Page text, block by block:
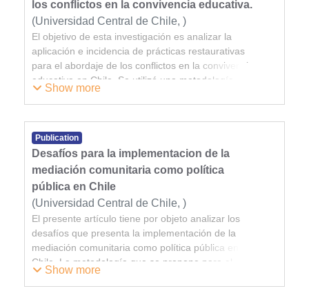
los conflictos en la convivencia educativa.
(Universidad Central de Chile, )
Gentile Aedo, Carla Paz
El objetivo de esta investigación es analizar la
aplicación e incidencia de prácticas restaurativas
para el abordaje de los conflictos en la convivencia
educativa en Chile. Se utilizó una metodología
cualitativa descriptiva utilizando fuentes primarias y
prácticas restaurativas incluyen métodos como la
mediación, los círculos de sentencia y otras
estrategias enfocadas en la reparación del daño y la
reconciliación de las partes, lo que puede
transformar y mejorar el clima en las instituciones
educativas. Se espera que estas prácticas no sólo
aborden los conflictos cuando ocurren, sino que
también prevengan su aparición mediante la
promoción de una cultura de respeto y
colaboración. Al analizar el impacto de estas
prácticas se busca evidenciar mejoras en la
Show more
Publication
Desafíos para la implementacion de la
mediación comunitaria como política
pública en Chile
(Universidad Central de Chile, )
Melo García, Claudio Antonio
El presente artículo tiene por objeto analizar los
desafíos que presenta la implementación de la
mediación comunitaria como política pública en
Chile. La metodología que se propone para el
desarrollo de este trabajo será cualitativa de diseño
Show more